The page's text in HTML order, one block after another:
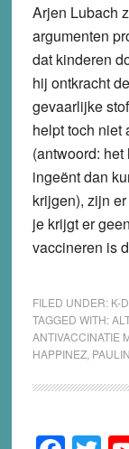
Arjen Lubach
argumenten
dat kinderen
hij ontkracht
gevaarlijke
helpt toch niet
(antwoord:
ingeënt dan
krijgen), zijn
je krijgt er
vaccineren is
FILED UNDER: K-
TAGGED WITH:
ANTIVACCINATIE
HAPPINEZ,